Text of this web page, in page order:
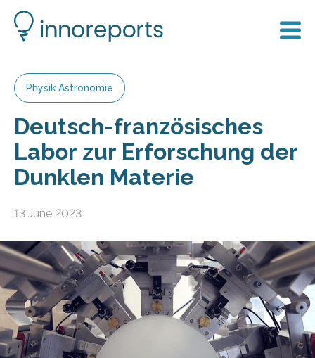
Physik Astronomie
Deutsch-französisches
Labor zur Erforschung der
Dunklen Materie
13 June 2023